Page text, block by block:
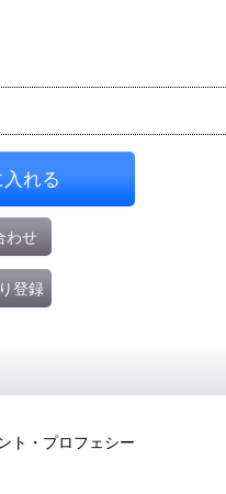
れる
わせ
登録
ト・プロフェシー